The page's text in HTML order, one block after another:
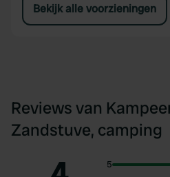
Bekijk alle voorzieningen
Reviews van
Zandstuve, camping
5